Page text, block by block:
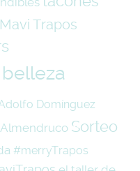
Trapos
belleza
Domínguez
Sorteo
#merryTrapos